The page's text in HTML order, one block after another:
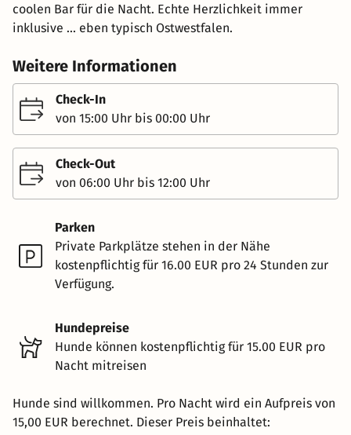
coolen Bar für die Nacht. Echte Herzlichkeit immer
inklusive ... eben typisch Ostwestfalen.
Weitere Informationen
Check-In
von 15:00 Uhr bis 00:00 Uhr
Check-Out
von 06:00 Uhr bis 12:00 Uhr
Parken
Private Parkplätze stehen in der Nähe
kostenpflichtig für 16.00 EUR pro 24 Stunden zur
Verfügung.
Hundepreise
Hunde können kostenpflichtig für 15.00 EUR pro
Nacht mitreisen
Hunde sind willkommen. Pro Nacht wird ein Aufpreis von
15,00 EUR berechnet. Dieser Preis beinhaltet: